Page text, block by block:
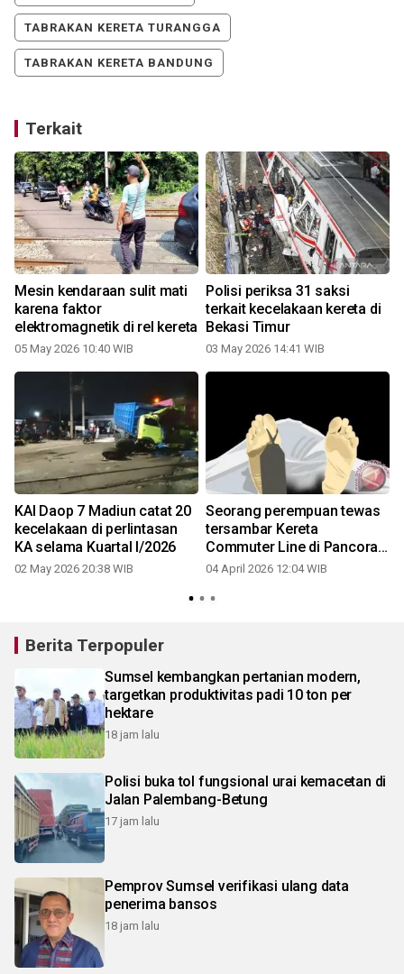
TABRAKAN KERETA TURANGGA
TABRAKAN KERETA BANDUNG
Terkait
Mesin kendaraan sulit mati
karena faktor
elektromagnetik di rel kereta
05 May 2026 10:40 WIB
Polisi periksa 31 saksi
terkait kecelakaan kereta di
Bekasi Timur
03 May 2026 14:41 WIB
KAI Daop 7 Madiun catat 20
kecelakaan di perlintasan
KA selama Kuartal I/2026
02 May 2026 20:38 WIB
Seorang perempuan tewas
tersambar Kereta
Commuter Line di Pancoran
Jaksel
04 April 2026 12:04 WIB
Berita Terpopuler
Sumsel kembangkan pertanian modern,
targetkan produktivitas padi 10 ton per
hektare
18 jam lalu
Polisi buka tol fungsional urai kemacetan di
Jalan Palembang-Betung
17 jam lalu
Pemprov Sumsel verifikasi ulang data
penerima bansos
18 jam lalu